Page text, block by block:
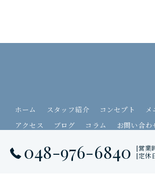
048-976-6840
[営業
[定休
ホーム スタッフ紹介 コンセプト メ
アクセス
ブログ コラム お問い合わ